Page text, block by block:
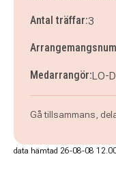
Antal träffar:3
Medarrangör:LO-
Gå tillsammans,
data hämtad 26-08-08